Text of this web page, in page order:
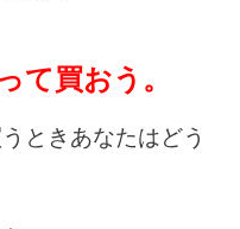
て買おう。
ときあなたはどう